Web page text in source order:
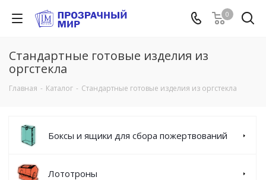
0
Стандартные готовые изделия из
оргстекла
Главная - Каталог - Стандартные готовые изделия из оргстекла
Боксы и ящики для сбора пожертвований
Лототроны